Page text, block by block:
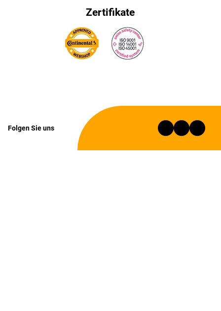
Zertifikate
Folgen Sie uns